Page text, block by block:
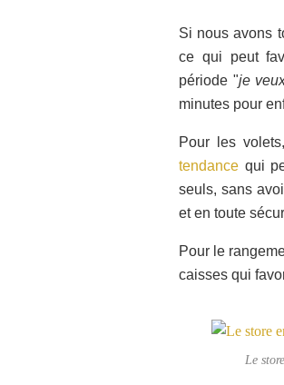
Si nous avons
ce qui peut
période "je
minutes pour
Pour les
tendance qui
seuls, sans
et en toute
Pour le
caisses qui
Le